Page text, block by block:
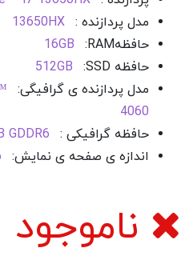
مدل پردازنده : 13650HX
حافظهRAM
:
16GB
حافظه SSD
:
512GB
مدل پردازنده ی گرافیگی:
4060
حافظه گرافیکی :
GDDR6
اندازه ی صفحه ی نمایش:
ناموجود